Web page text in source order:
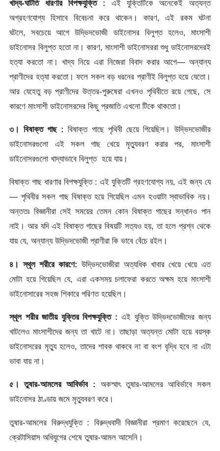
খাদ্য-ঘাটতি ধারণার বিপক্ষযুক্তি : এই যুক্তিটিকে অনেকেই অত্যন্ত
অগ্রহণযোগ্য হিসাবে বিবেচনা করে থাকেন। কারণ, এই রকম ঘটনা
ঘটলে, সবচেয়ে আগে উদ্ভিদভোজী ডাইনোসর বিলুপ্ত হলেও, মাংসাশী
ডাইনোসর বিলুপ্ত হতো না। কারণ, মাংসাশী ডাইনোসররা শুধু ডাইনোসরদেরই
হত্যা করতো না। খাদ্য নিয়ে এরা নিজেরা বিবাদ করার আগে— অন্যান্য
প্রাণীদের হত্যা করতো। ফলে সকল বড় ধরনের প্রাণীই বিলুপ্ত হয়ে যেতো।
আর যেহেতু বড় প্রাণীদের উত্তর-পুরুষেরা এখনও পৃথিবীতে রয়ে গেছে, সে
কারণে মাংসাশী ডাইনোসরদের কিছু প্রজাতি এখনো টিকে থাকতো।
৩। বিষাক্ত গাছ : বিষাক্ত গাছে পৃথিবী ছেয়ে গিয়েছিল। উদ্ভিদভোজীর
ডাইনোসরগুলো এই সকল গাছ খেয়ে মৃত্যুবরণ করার পর, মাংসাশী
ডাইনোসরগুলো খাদ্যাভাবে বিলুপ্ত হয়ে যায়।
বিষাক্ত গাছ ধারণার বিপক্ষযুক্তি : এই যুক্তিটি গ্রহণযোগ্য নয়, এই জন্য যে
— পৃথিবীর সকল গাছ বিষাক্ত হয়ে গিয়েছিল এমন হওয়াটা স্বাভাবিক নয়।
অন্ততঃ বিজ্ঞানীরা সেই সময়ের তেমন কোন বিষাক্ত গাছের সন্ধানও পান
নাই। আর যদি এই বিষাক্ত গাছের বিষয়টি সত্যও হয়, তা হলে প্রশ্ন থেকে
যায় যে, অন্যান্য উদ্ভিদভোজী প্রাণীরা কি ভাবে বেঁচে রইল।
৪। স্থূল শরীরে কারণে: উদ্ভিদভোজীরা অত্যধিক খাবার খেয়ে খেয়ে এত
মোটা হয়ে গিয়েছিল যে, এরা একসময় চলাফেরা করতে অক্ষম হয়ে মাংসাশী
ডাইনোসারের সহজ শিকারে পরিণত হয়েছিল।
স্থূল শরীর জাতীয় যুক্তির বিপক্ষযুক্তি : এই যুক্তি উদ্ভিদভোজীদের জন্য
খাটলেও মাংসাশীদের জন্য তা খাটে না। তাছাড়া অত্যন্ত মোটা হয়ে বয়স্ক
ডাইনোসরের মৃত্যু হলেও, তাদের শাবক থাকবে না বা বংশ বৃদ্ধি হবে না এটা
ভাবা যায় না।
৫। তুষার-আমলের আবির্ভাব : অকস্মাৎ তুষার-আমলের আবির্ভাবে সকল
ডাইনোসর ঠাণ্ডায় জমে মৃত্যুবরণ করে।
তুষার-আমলের বিরুদ্ধযুক্তি : বিরুদ্ধবাদী বিজ্ঞানীরা প্রমাণ করেছেনে যে,
ক্রেটাসিয়াস অধিযুগের শেষে তুষার-আমল আসেনি।